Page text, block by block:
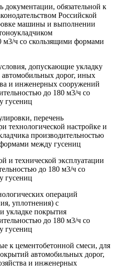
документации, обязательной к
Российской
машины и выполнении
м3/ч со скользящими формами
допускающие укладку
дорог, иных
и инженерных сооружений
до 180 м3/ч со
гусениц
перечень
технологической настройке и
производительностью
между гусениц
и технической эксплуатации
до 180 м3/ч со
гусениц
операций
уплотнения) с
укладке покрытия
до 180 м3/ч со
гусениц
к цементобетонной смеси, для
автомобильных дорог,
и инженерных